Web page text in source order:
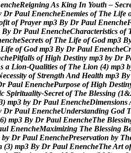
encheReigningAs King In Youth – Secr
Dr Paul EnencheEnemies of The Life
fit of Prayer mp3 By Dr Paul Enenche
By Dr Paul EnencheCharacteristics of
encheSecrets of The Life of God mp3 B
Life of God mp3 By Dr Paul EnencheCr
chePitfalls of High Destiny mp3 by Dr P
s a Lion-Qualities of The Lion (4) mp3 b
ecessity of Strength And Health mp3 By
r Paul EnenchePurpose of High Destin
c Spirituality-Secret of The Blessing (1&
) mp3 by Dr Paul EnencheDimensions
Dr Paul EnencheUnderstanding God T
6) mp3 By Dr Paul EnencheThe Blessin
ul EnencheMaximizing The Blessing B
by Dr Paul EnenchePreservation by Th
(3) mp3 By Dr Paul EnencheTheArt of